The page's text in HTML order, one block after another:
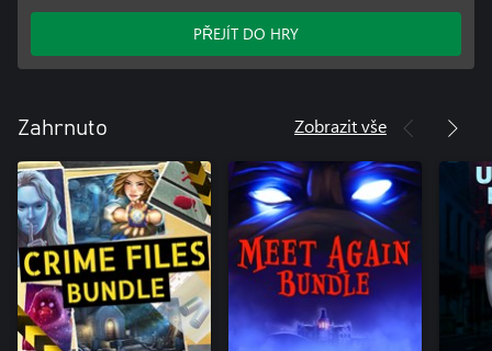
PŘEJÍT DO HRY
Zahrnuto Zobrazit vše